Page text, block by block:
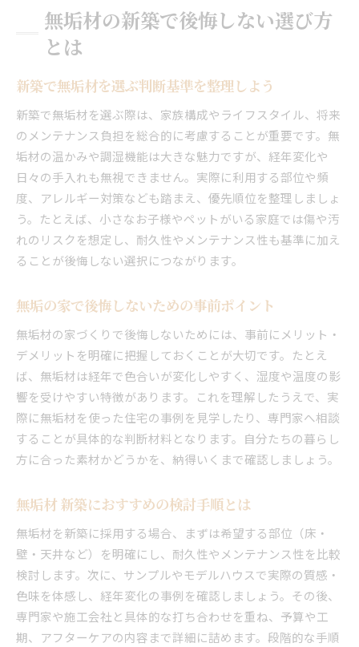
自然素材の家づくりに無垢材が映える理由
新築に無垢材を選ぶ自然素材の魅力とは
無垢材の調湿効果が新築で活きる仕組み
無垢材新築がもたらす温もりと心地よさ
住宅床に無垢材を採用する価値を考える
無垢材の家ならではの安心感はどこにある
新築ならではの無垢材活用アイデアを提案
無垢材住宅のデメリットと注意点を知る
新築の無垢材住宅に潜むデメリットを解説
無垢材デメリットと注意点を事前に把握
無垢材新築で後悔しないための弱点対策
無垢の家やめたほうがいい場合の特徴
新築に無垢材を使う際の失敗例に学ぶ
新築で無垢材を選んだ後悔実例を紹介
無垢材新築の失敗例から分かる落とし穴
無垢の家 後悔しやすい選択ミスとは
無垢材新築で避けたい失敗パターンを解説
無垢材やめたほうがいい理由の実態に迫る
経年変化から考える無垢材の家の魅力
新築無垢材の経年変化を楽しむ暮らし方
無垢材新築ならではの味わい深い変化とは
経年による無垢材の美しさとリスクを比較
無垢材の家が持つ耐久性と長寿命の秘密
無垢材住宅は何年持つ？長く住むための工夫
無垢材の新築で後悔しない選び方
とは
新築で無垢材を選ぶ判断基準を整理しよう
新築で無垢材を選ぶ際は、家族構成やライフスタイル、将来
のメンテナンス負担を総合的に考慮することが重要です。無
垢材の温かみや調湿機能は大きな魅力ですが、経年変化や
日々の手入れも無視できません。実際に利用する部位や頻
度、アレルギー対策なども踏まえ、優先順位を整理しましょ
う。たとえば、小さなお子様やペットがいる家庭では傷や汚
れのリスクを想定し、耐久性やメンテナンス性も基準に加え
ることが後悔しない選択につながります。
無垢の家で後悔しないための事前ポイント
無垢材の家づくりで後悔しないためには、事前にメリット・
デメリットを明確に把握しておくことが大切です。たとえ
ば、無垢材は経年で色合いが変化しやすく、湿度や温度の影
響を受けやすい特徴があります。これを理解したうえで、実
際に無垢材を使った住宅の事例を見学したり、専門家へ相談
することが具体的な判断材料となります。自分たちの暮らし
方に合った素材かどうかを、納得いくまで確認しましょう。
無垢材 新築におすすめの検討手順とは
無垢材を新築に採用する場合、まずは希望する部位（床・
壁・天井など）を明確にし、耐久性やメンテナンス性を比較
検討します。次に、サンプルやモデルハウスで実際の質感・
色味を体感し、経年変化の事例を確認しましょう。その後、
専門家や施工会社と具体的な打ち合わせを重ね、予算や工
期、アフターケアの内容まで詳細に詰めます。段階的な手順